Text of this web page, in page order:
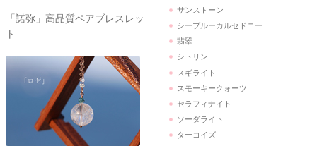
「諾弥」高品質ペアブレスレッ
ト
サンストーン
シーブルーカルセドニー
翡翠
シトリン
スギライト
スモーキークォーツ
セラフィナイト
ソーダライト
ターコイズ